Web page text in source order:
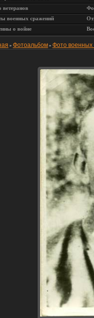
ветеранов
военных сражений
о войне
» Фотоальбом » Фото военных